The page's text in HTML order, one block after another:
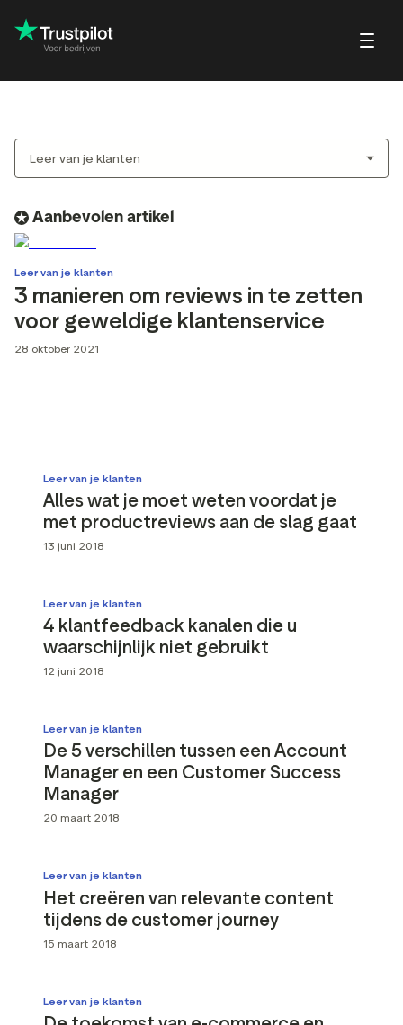
Kleine en groeibedrijven
uitnodigingen
SEO en AI-
Handleidingen en
programma
Integraties
Aanbevolen artikel
Leer van je klanten
3 manieren om reviews in te zetten
voor geweldige klantenservice
28 oktober 2021
Leer van je klanten
Alles wat je moet weten voordat je
met productreviews aan de slag gaat
13 juni 2018
Leer van je klanten
4 klantfeedback kanalen die u
waarschijnlijk niet gebruikt
12 juni 2018
Leer van je klanten
De 5 verschillen tussen een Account
Manager en een Customer Success
Manager
20 maart 2018
Leer van je klanten
Het creëren van relevante content
tijdens de customer journey
15 maart 2018
Leer van je klanten